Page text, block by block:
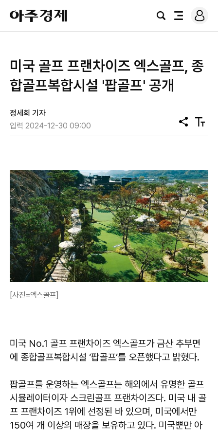
아
주
경
검
전
로
그
미국 골프 프랜차이즈 엑스골프, 종
합골프복합시설 '팝골프' 공개
정세희 기자
입력 2024-12-30 09:00
공
유
텍
스
[사진=엑스골프]
미국 No.1 골프 프랜차이즈 엑스골프가 금산 추부면
에 종합골프복합시설 ‘팝골프’를 오픈했다고 밝혔다.
팝골프를 운영하는 엑스골프는 해외에서 유명한 골프
시뮬레이터이자 스크린골프 프랜차이즈다. 미국 내 골
프 프랜차이즈 1위에 선정된 바 있으며, 미국에서만
150여 개 이상의 매장을 보유하고 있다. 미국뿐만 아